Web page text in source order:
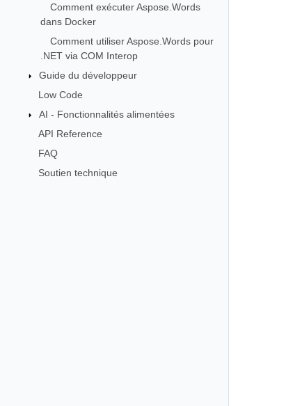
Comment exécuter Aspose.Words
dans Docker
Comment utiliser Aspose.Words pour
.NET via COM Interop
Guide du développeur
Low Code
AI - Fonctionnalités alimentées
API Reference
FAQ
Soutien technique